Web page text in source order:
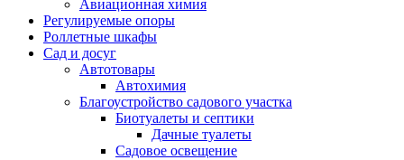
Авиационная химия
Регулируемые опоры
Роллетные шкафы
Сад и досуг
Автотовары
Автохимия
Благоустройство садового участка
Биотуалеты и септики
Дачные туалеты
Садовое освещение